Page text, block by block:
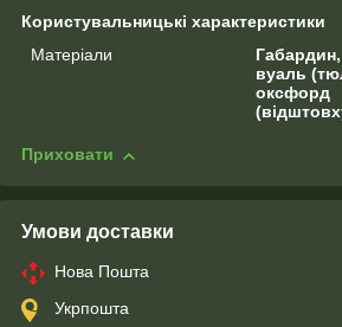
Користувальницькі характеристики
Матеріали
вуаль
оксфорд
Приховати
Умови доставки
Нова Пошта
Укрпошта